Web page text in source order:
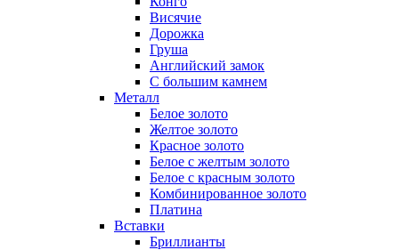
Висячие
Дорожка
Груша
Английский замок
С большим камнем
Металл
Белое золото
Желтое золото
Красное золото
Белое с желтым золото
Белое с красным золото
Комбинированное золото
Платина
Вставки
Бриллианты